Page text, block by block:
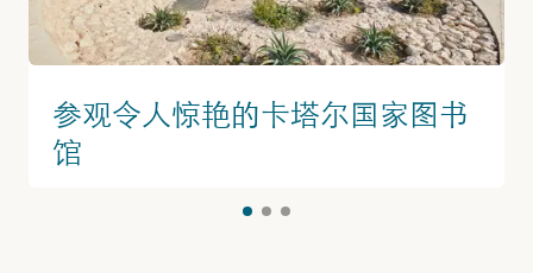
参观令人惊艳的卡塔尔国家图书
馆